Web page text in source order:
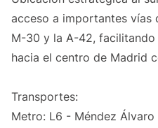
acceso a importantes vías
M-30 y la A-42,
hacia el centro de Madrid
Transportes:
Metro: L6 - Méndez Álvaro